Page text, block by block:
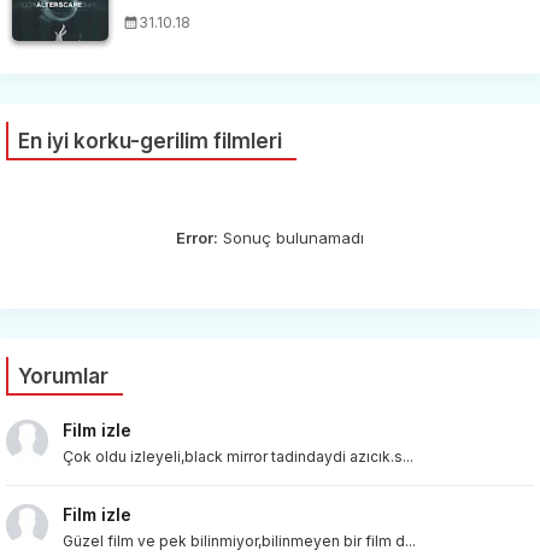
31.10.18
En iyi korku-gerilim filmleri
Error: Sonuç bulunamadı
Yorumlar
Film izle
Çok oldu izleyeli,black mirror tadindaydi azıcık.s...
Film izle
Güzel film ve pek bilinmiyor,bilinmeyen bir film d...